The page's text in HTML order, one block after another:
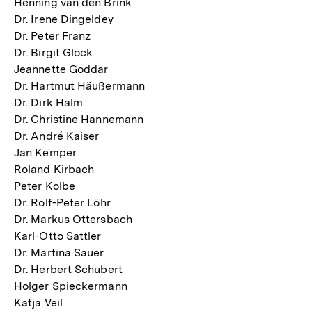
Dr. Irene Dingeldey
Dr. Peter Franz
Dr. Birgit Glock
Jeannette Goddar
Dr. Hartmut Häußermann
Dr. Dirk Halm
Dr. Christine Hannemann
Dr. André Kaiser
Jan Kemper
Roland Kirbach
Peter Kolbe
Dr. Rolf-Peter Löhr
Dr. Markus Ottersbach
Karl-Otto Sattler
Dr. Martina Sauer
Dr. Herbert Schubert
Holger Spieckermann
Katja Veil